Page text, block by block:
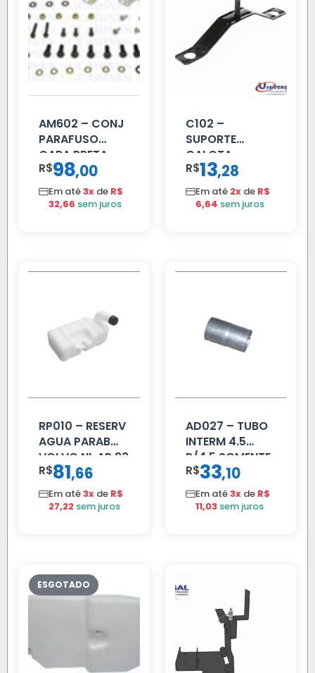
AM602 – CONJ
PARAFUSO
CARA PRETA
PARCIAL
R$98,00
Em até3x de R$
32,66 sem juros
C102 –
SUPORTE
CALOTA
DIANTEIRA
RODA 10 FUROS
R$13,28
Em até 2x de R$
6,64 sem juros
RP010 – RESERV
AGUA PARAB
VOLVO NL AP 93
R$81,66
Em até3x de R$
27,22 sem juros
AD027 – TUBO
INTERM 4.5
P/4.5 SOMENTE
PROLONGADOR
R$33,10
Em até3x de R$
11,03 sem juros